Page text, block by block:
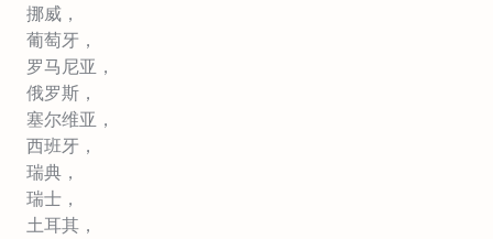
挪威，
葡萄牙，
罗马尼亚，
俄罗斯，
塞尔维亚，
西班牙，
瑞典，
瑞士，
土耳其，